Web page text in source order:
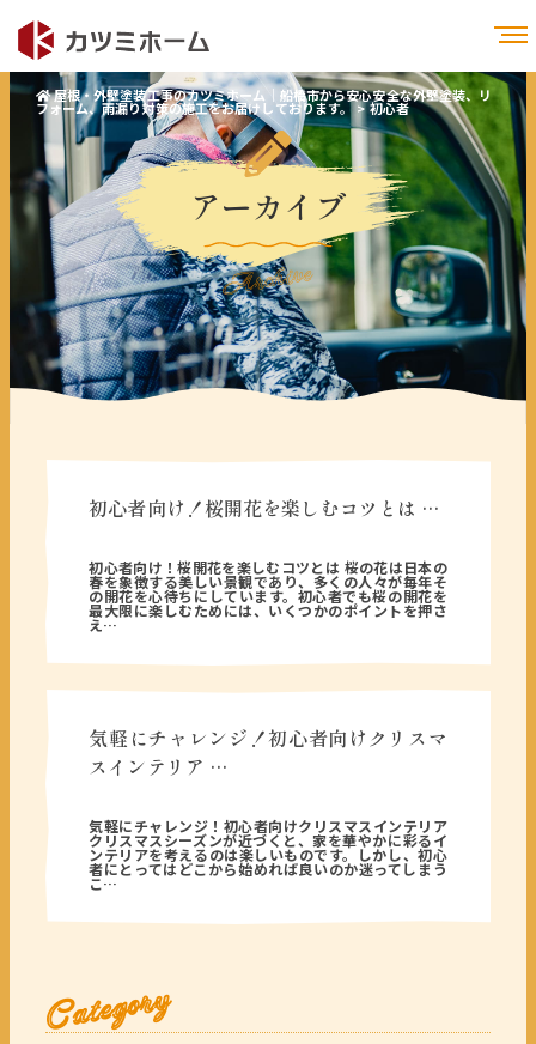
屋根・外壁塗装工事のカツミホーム｜船橋市から安心安全な外壁塗装、リ
フォーム、雨漏り対策の施工をお届けしております。>初心者
アーカイブ
Archive
初心者向け！桜開花を楽しむコツとは …
初心者向け！桜開花を楽しむコツとは 桜の花は日本の
春を象徴する美しい景観であり、多くの人々が毎年そ
の開花を心待ちにしています。初心者でも桜の開花を
最大限に楽しむためには、いくつかのポイントを押さ
え…
気軽にチャレンジ！初心者向けクリスマ
スインテリア …
気軽にチャレンジ！初心者向けクリスマスインテリア
クリスマスシーズンが近づくと、家を華やかに彩るイ
ンテリアを考えるのは楽しいものです。しかし、初心
者にとってはどこから始めれば良いのか迷ってしまう
こ…
Category